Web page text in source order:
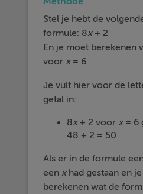
Stel je hebt de
formule: 8x+ 2
En je moet berekenen
voor x= 6
Je vult hier voor de
getal in:
8x+ 2 voor x= 6
48 + 2 = 50
Als er in de formule
een xhad gestaan en
berekenen wat de